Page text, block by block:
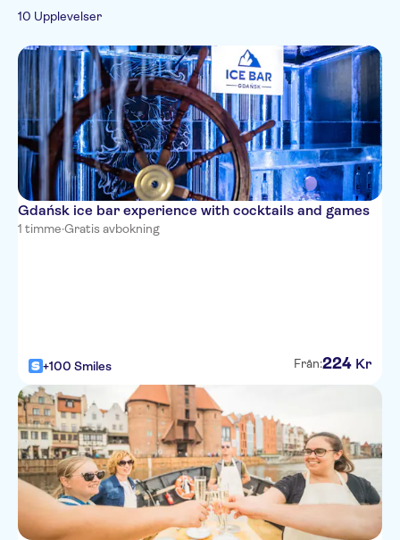
Måltid ingår
Vandringar &
cykelturer
Vattenaktiviteter
Mat & dryck
Russian
10 Upplevelser
Gdańsk ice bar experience with cocktails and games
1 timme·Gratis avbokning
+100 Smiles Från:224 Kr